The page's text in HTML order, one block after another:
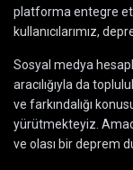
platforma entegre
kullanıcılarımız,
Sosyal medya
aracılığıyla da
ve farkındalığı
yürütmekteyiz.
ve olası bir deprem